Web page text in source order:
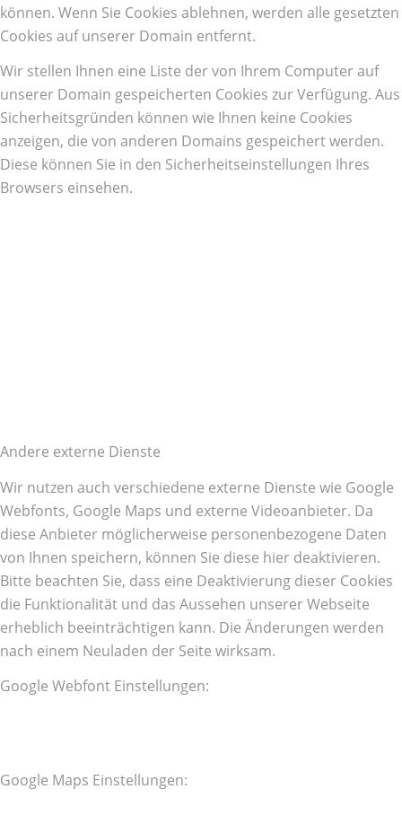
können. Wenn Sie Cookies ablehnen, werden alle gesetzten
Cookies auf unserer Domain entfernt.
Wir stellen Ihnen eine Liste der von Ihrem Computer auf
unserer Domain gespeicherten Cookies zur Verfügung. Aus
Sicherheitsgründen können wie Ihnen keine Cookies
anzeigen, die von anderen Domains gespeichert werden.
Diese können Sie in den Sicherheitseinstellungen Ihres
Browsers einsehen.
Andere externe Dienste
Wir nutzen auch verschiedene externe Dienste wie Google
Webfonts, Google Maps und externe Videoanbieter. Da
diese Anbieter möglicherweise personenbezogene Daten
von Ihnen speichern, können Sie diese hier deaktivieren.
Bitte beachten Sie, dass eine Deaktivierung dieser Cookies
die Funktionalität und das Aussehen unserer Webseite
erheblich beeinträchtigen kann. Die Änderungen werden
nach einem Neuladen der Seite wirksam.
Google Webfont Einstellungen:
Google Maps Einstellungen: